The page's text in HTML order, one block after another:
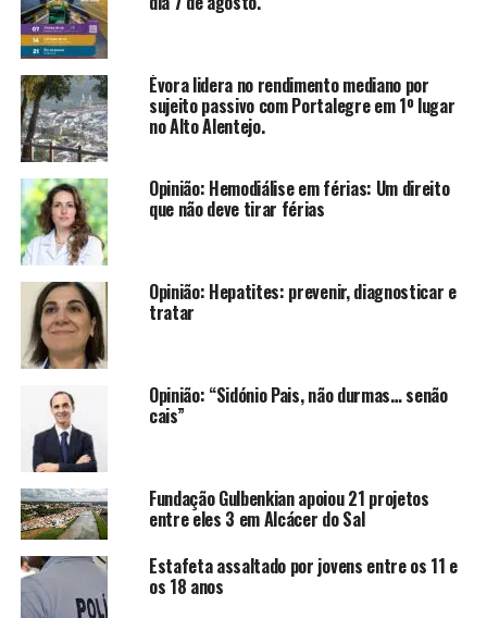
Évora lidera no rendimento mediano por
sujeito passivo com Portalegre em 1º lugar
no Alto Alentejo.
Opinião: Hemodiálise em férias: Um direito
que não deve tirar férias
Opinião: Hepatites: prevenir, diagnosticar e
tratar
Opinião: “Sidónio Pais, não durmas… senão
cais”
Fundação Gulbenkian apoiou 21 projetos
entre eles 3 em Alcácer do Sal
Estafeta assaltado por jovens entre os 11 e
os 18 anos